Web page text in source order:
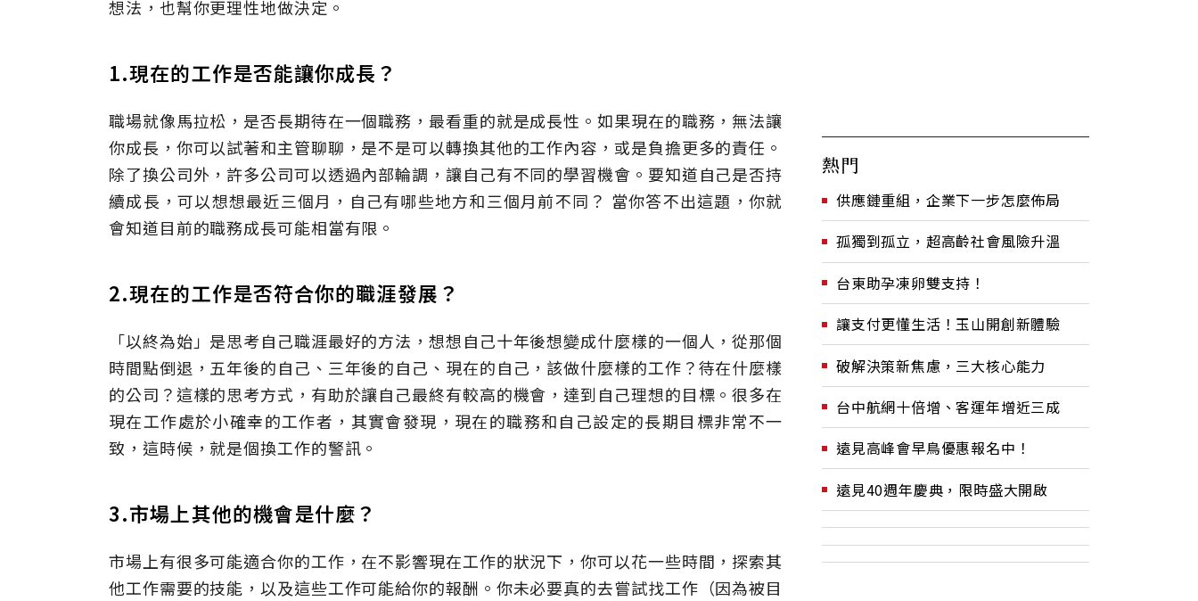
想法，也幫你更理性地做決定。
1.現在的工作是否能讓你成長？
職場就像馬拉松，是否長期待在一個職務，最看重的就是成長性。如果現在的職務，無法讓
你成長，你可以試著和主管聊聊，是不是可以轉換其他的工作內容，或是負擔更多的責任。
除了換公司外，許多公司可以透過內部輪調，讓自己有不同的學習機會。要知道自己是否持
續成長，可以想想最近三個月，自己有哪些地方和三個月前不同？ 當你答不出這題，你就
會知道目前的職務成長可能相當有限。
2.現在的工作是否符合你的職涯發展？
「以終為始」是思考自己職涯最好的方法，想想自己十年後想變成什麼樣的一個人，從那個
時間點倒退，五年後的自己、三年後的自己、現在的自己，該做什麼樣的工作？待在什麼樣
的公司？這樣的思考方式，有助於讓自己最終有較高的機會，達到自己理想的目標。很多在
現在工作處於小確幸的工作者，其實會發現，現在的職務和自己設定的長期目標非常不一
致，這時候，就是個換工作的警訊。
3.市場上其他的機會是什麼？
市場上有很多可能適合你的工作，在不影響現在工作的狀況下，你可以花一些時間，探索其
他工作需要的技能，以及這些工作可能給你的報酬。你未必要真的去嘗試找工作（因為被目
熱門
供應鏈重組，企業下一步怎麼佈局
孤獨到孤立，超高齡社會風險升溫
台東助孕凍卵雙支持！
讓支付更懂生活！玉山開創新體驗
破解決策新焦慮，三大核心能力
台中航網十倍增、客運年增近三成
遠見高峰會早鳥優惠報名中！
遠見40週年慶典，限時盛大開啟